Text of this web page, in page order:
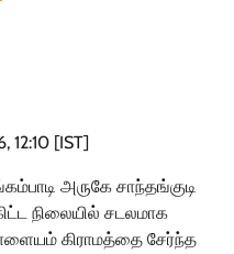
12:10 [IST]
அருகே சாந்தங்குடி
நிலையில் சடலமாக
கிராமத்தை சேர்ந்த